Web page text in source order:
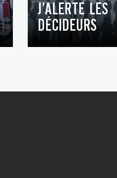
J’ALERTE LES
DÉCIDEURS